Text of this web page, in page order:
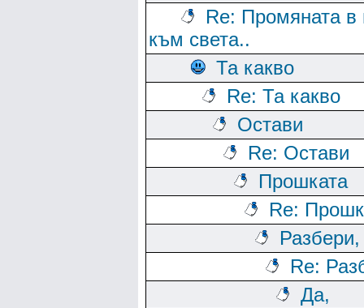
Re: Промяната в
към света..
Та какво
Re: Та какво
Остави
Re: Остави
Прошката
Re:
Разбери,
Re:
Да,